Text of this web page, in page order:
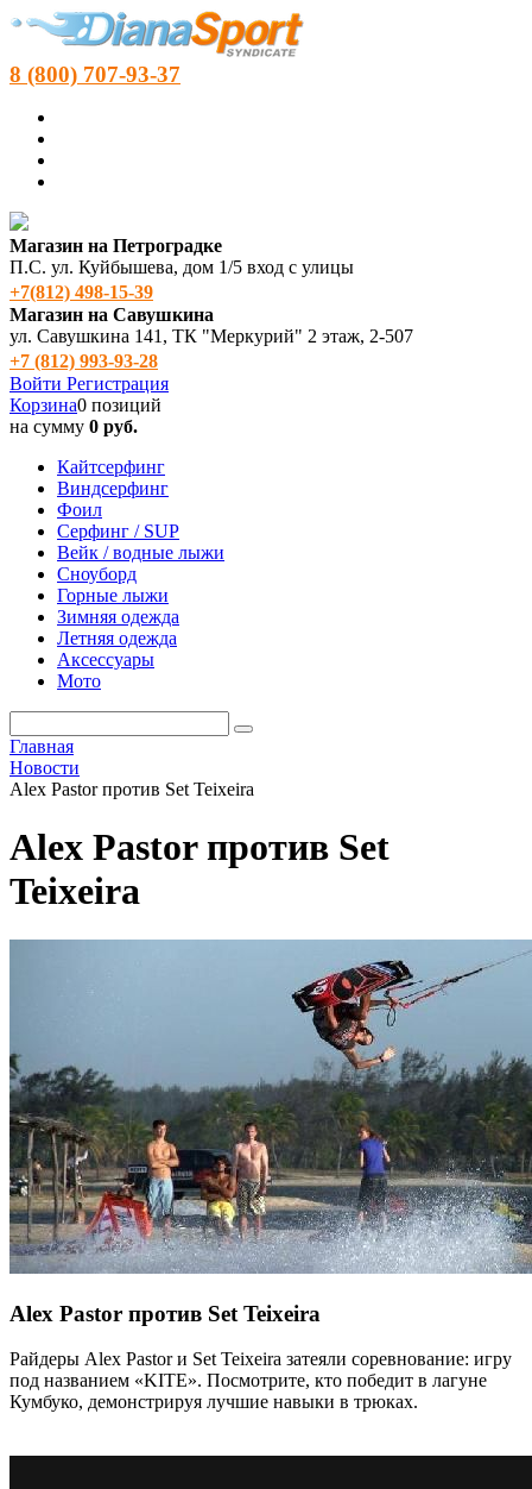
8 (800) 707-93-37
Магазин на Петроградке
П.С. ул. Куйбышева, дом 1/5 вход с улицы
+7(812) 498‑15-39
Магазин на Савушкина
ул. Савушкина 141, ТК "Меркурий" 2 этаж, 2-507
+7 (812) 993-93-28
Войти Регистрация
Корзина0 позиций
на сумму 0 руб.
Кайтсерфинг
Виндсерфинг
Фоил
Серфинг / SUP
Вейк / водные лыжи
Сноуборд
Горные лыжи
Зимняя одежда
Летняя одежда
Аксессуары
Мото
Главная
Новости
Alex Pastor против Set Teixeira
Alex Pastor против Set
Teixeira
Alex Pastor против Set Teixeira
Райдеры Alex Pastor и Set Teixeira затеяли соревнование: игру
под названием «KITE». Посмотрите, кто победит в лагуне
Кумбуко, демонстрируя лучшие навыки в трюках.